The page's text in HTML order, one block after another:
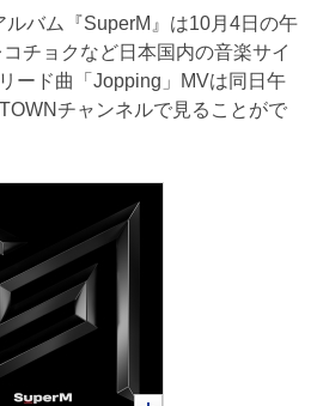
バム『SuperM』は10月4日の午
チョクなど日本国内の音楽サイ
ード曲「Jopping」MVは同日午
チャンネルで見ることがで